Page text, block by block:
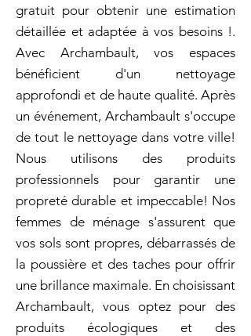
gratuit pour obtenir une estimation
détaillée et adaptée à vos besoins !.
Avec Archambault, vos espaces
bénéficient d'un nettoyage
approfondi et de haute qualité. Après
un événement, Archambault s'occupe
de tout le nettoyage dans votre ville!
Nous utilisons des produits
professionnels pour garantir une
propreté durable et impeccable! Nos
femmes de ménage s'assurent que
vos sols sont propres, débarrassés de
la poussière et des taches pour offrir
une brillance maximale. En choisissant
Archambault, vous optez pour des
produits écologiques et des